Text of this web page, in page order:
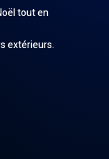
tout en
extérieurs.